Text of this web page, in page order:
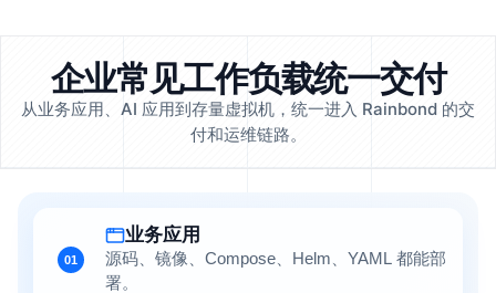
企业常见工作负载统一交付
从业务应用、AI 应用到存量虚拟机，统一进入 Rainbond 的交
付和运维链路。
01
业务应用
源码、镜像、Compose、Helm、YAML 都能部
署。